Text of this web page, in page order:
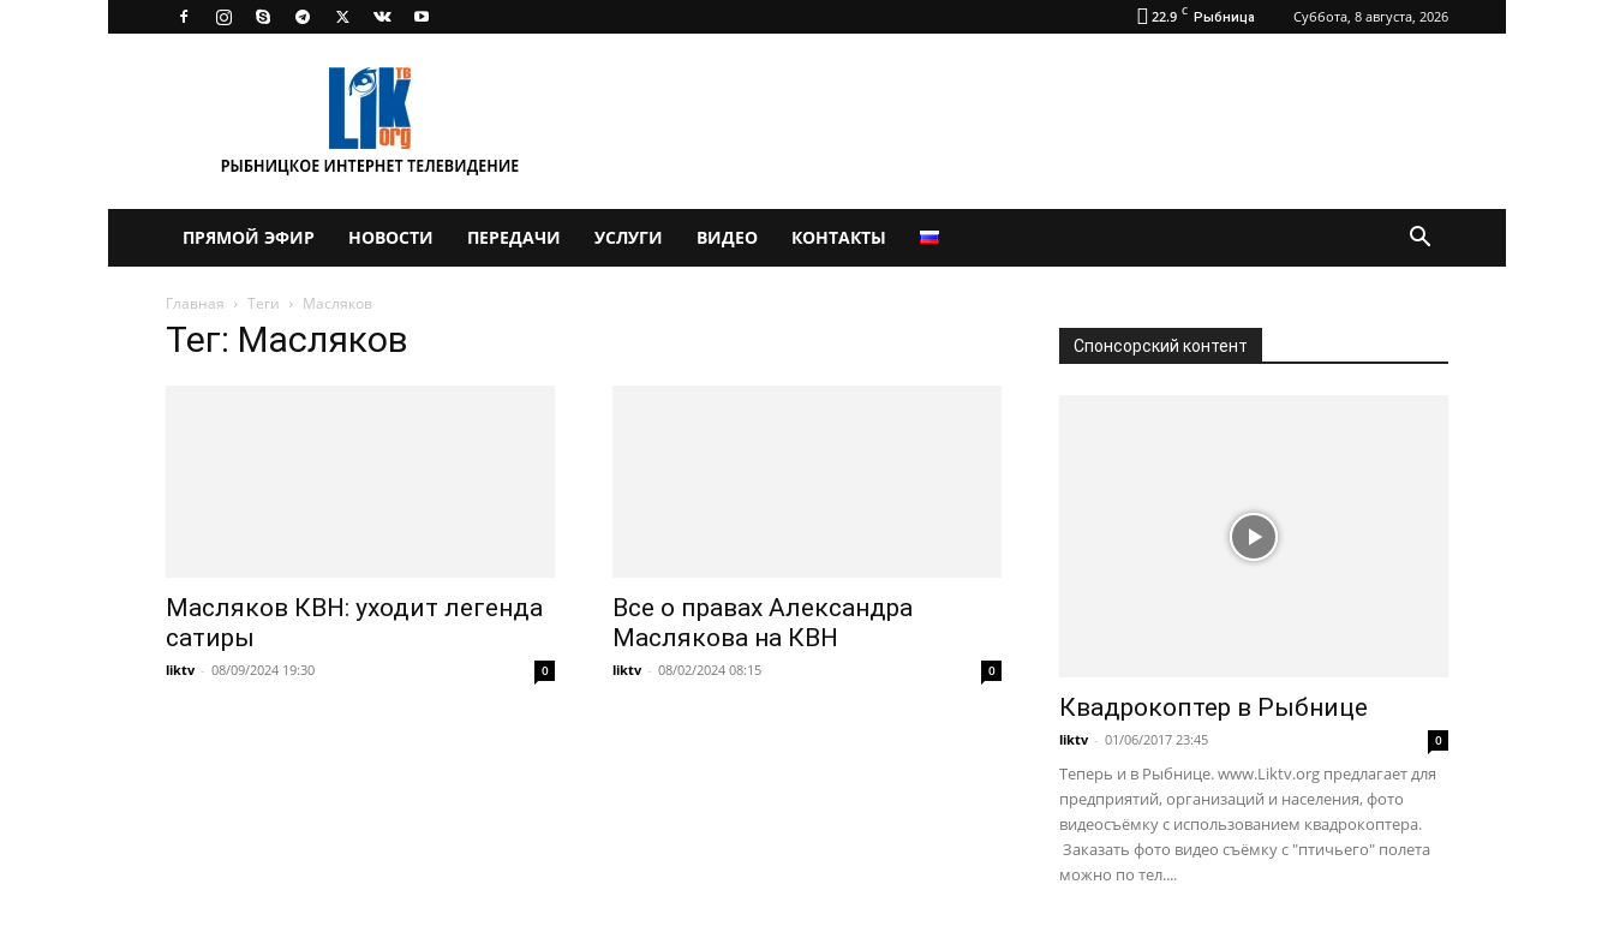
22.9 C Рыбница Суббота, 8 августа, 2026
ПРЯМОЙ ЭФИР НОВОСТИ ПЕРЕДАЧИ УСЛУГИ ВИДЕО КОНТАКТЫ
Главная Теги Масляков
Тег: Масляков
Масляков КВН: уходит легенда
сатиры
liktv - 08/09/2024 19:30 0
Все о правах Александра
Маслякова на КВН
liktv - 08/02/2024 08:15 0
Спонсорский контент
Квадрокоптер в Рыбнице
liktv - 01/06/2017 23:45 0
Теперь и в Рыбнице. www.Liktv.org предлагает для
предприятий, организаций и населения, фото
видеосъёмку с использованием квадрокоптера.
Заказать фото видео съёмку с "птичьего" полета
можно по тел....